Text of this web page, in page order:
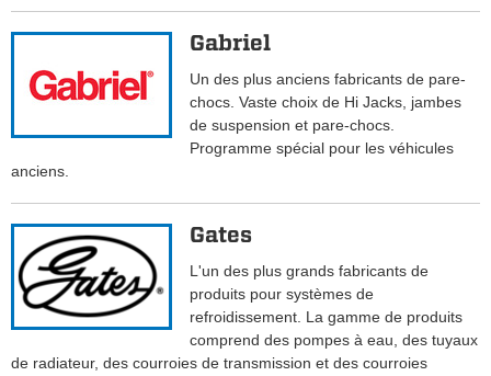
Gabriel
Un des plus anciens fabricants de pare-
chocs. Vaste choix de Hi Jacks, jambes
de suspension et pare-chocs.
Programme spécial pour les véhicules
anciens.
Gates
L'un des plus grands fabricants de
produits pour systèmes de
refroidissement. La gamme de produits
comprend des pompes à eau, des tuyaux
de radiateur, des courroies de transmission et des courroies